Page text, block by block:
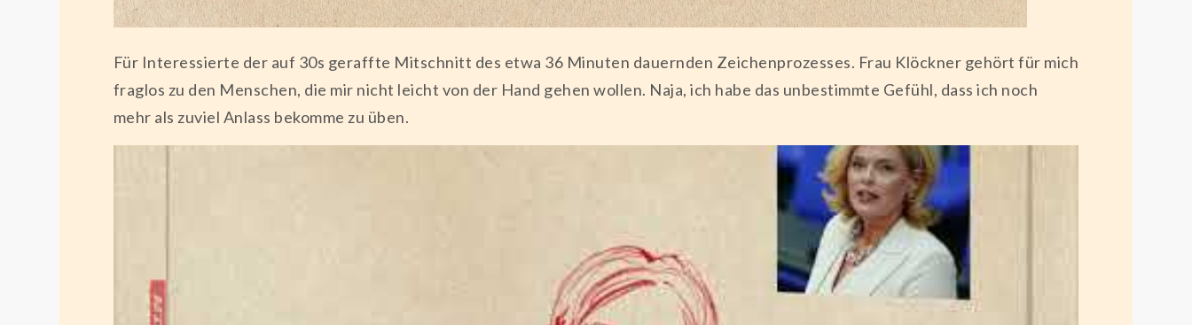
Für Interessierte der auf 30s geraffte Mitschnitt des etwa 36 Minuten dauernden Zeichenprozesses. Frau Klöckner gehört für mich
fraglos zu den Menschen, die mir nicht leicht von der Hand gehen wollen. Naja, ich habe das unbestimmte Gefühl, dass ich noch
mehr als zuviel Anlass bekomme zu üben.